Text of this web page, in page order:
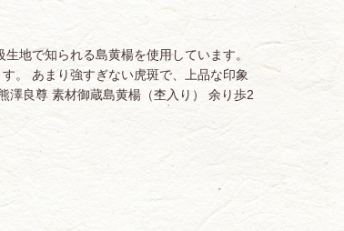
地で知られる島黄楊を使用しています。
。 あまり強すぎない虎斑で、上品な印象
澤良尊 素材御蔵島黄楊（杢入り） 余り歩2